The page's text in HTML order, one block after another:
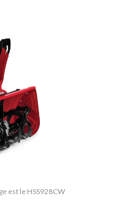
est le HSS928CW